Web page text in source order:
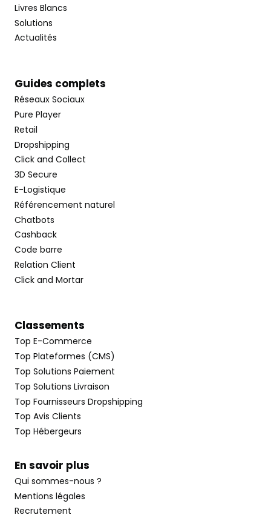
Livres Blancs
Solutions
Actualités
Guides complets
Réseaux Sociaux
Pure Player
Retail
Dropshipping
Click and Collect
3D Secure
E-Logistique
Référencement naturel
Chatbots
Cashback
Code barre
Relation Client
Click and Mortar
Classements
Top E-Commerce
Top Plateformes (CMS)
Top Solutions Paiement
Top Solutions Livraison
Top Fournisseurs Dropshipping
Top Avis Clients
Top Hébergeurs
En savoir plus
Qui sommes-nous ?
Mentions légales
Recrutement